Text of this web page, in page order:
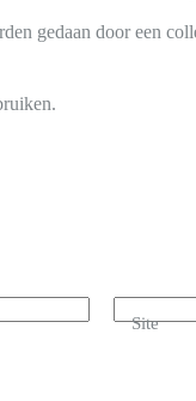
gedaan door een
Site